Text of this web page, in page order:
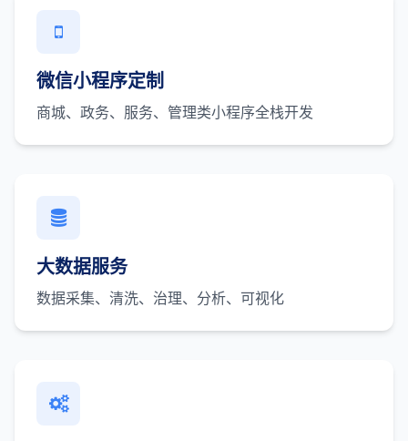
微信小程序定制
商城、政务、服务、管理类小程序全栈开发
大数据服务
数据采集、清洗、治理、分析、可视化